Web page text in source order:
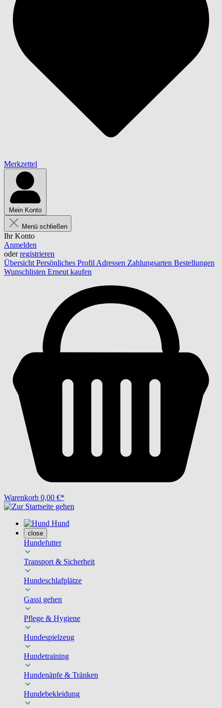
Merkzettel
Mein Konto
Menü schließen
Ihr Konto
Anmelden
oderregistrieren
Übersicht Persönliches Profil Adressen Zahlungsarten Bestellungen
Wunschlisten Erneut kaufen
Warenkorb 0,00 €*
Hund
close
Hundefutter
Transport & Sicherheit
Hundeschlafplätze
Gassi gehen
Pflege & Hygiene
Hundespielzeug
Hundetraining
Hundenäpfe & Tränken
Hundebekleidung